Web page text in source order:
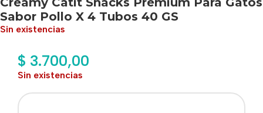
Sabor Pollo X 4 Tubos 40 GS
Sin existencias
$ 3.700,00
Sin existencias